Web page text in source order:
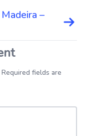
–
fields are